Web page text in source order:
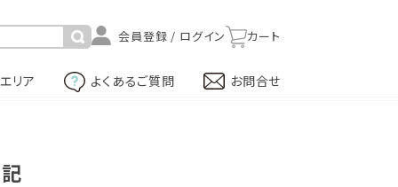
カート
リア よくあるご質問 お問合せ